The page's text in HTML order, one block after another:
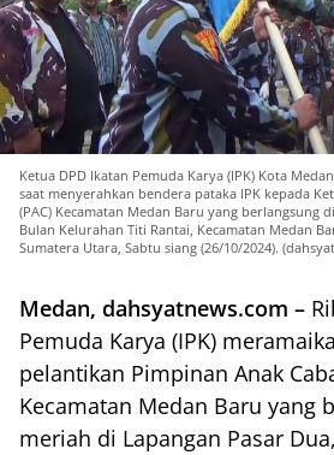
Ketua DPD Ikatan Pemuda Karya (IPK) Kota
saat menyerahkan bendera pataka IPK kepada
(PAC) Kecamatan Medan Baru yang berlangsung
Bulan Kelurahan Titi Rantai, Kecamatan Medan
Sumatera Utara, Sabtu siang (26/10/2024).
Medan, dahsyatnews.com –
Pemuda Karya (IPK)
pelantikan Pimpinan Anak
Kecamatan Medan Baru yang
meriah di Lapangan Pasar